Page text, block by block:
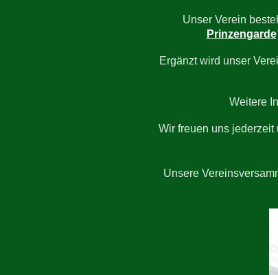
Unser Verein
Prinzengarde
Ergänzt wird unser
Weitere
Wir freuen uns
Unsere